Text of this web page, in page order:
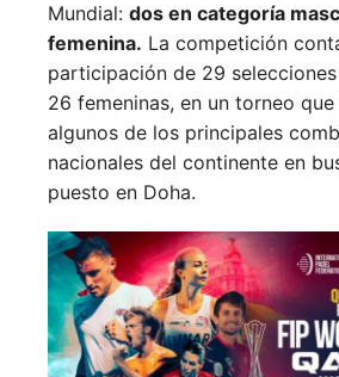
Mundial: dos en categoría
femenina. La competición
participación de 29
26 femeninas, en un torneo que
algunos de los principales
nacionales del continente en
puesto en Doha.